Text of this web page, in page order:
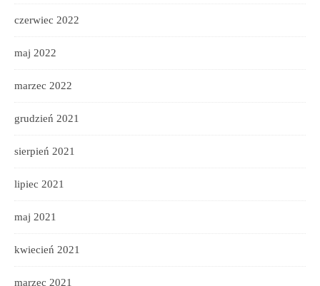
czerwiec 2022
maj 2022
marzec 2022
grudzień 2021
sierpień 2021
lipiec 2021
maj 2021
kwiecień 2021
marzec 2021